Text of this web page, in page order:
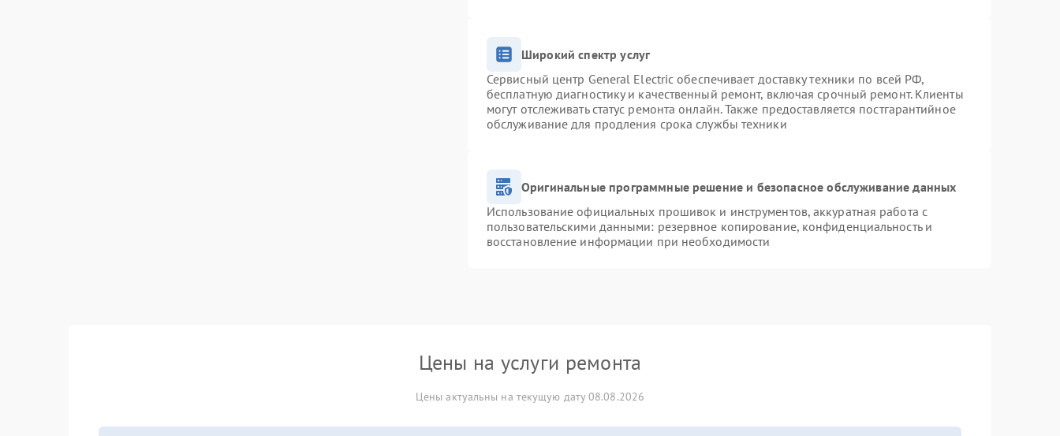
Широкий спектр услуг
Сервисный центр General Electric обеспечивает доставку техники по всей РФ,
бесплатную диагностику и качественный ремонт, включая срочный ремонт. Клиенты
могут отслеживать статус ремонта онлайн. Также предоставляется постгарантийное
обслуживание для продления срока службы техники
Оригинальные программные решение и безопасное обслуживание данных
Использование официальных прошивок и инструментов, аккуратная работа с
пользовательскими данными: резервное копирование, конфиденциальность и
восстановление информации при необходимости
Цены на услуги ремонта
Цены актуальны на текущую дату 08.08.2026